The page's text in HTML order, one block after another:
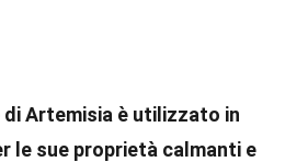
di Artemisia è utilizzato in
le sue proprietà calmanti e